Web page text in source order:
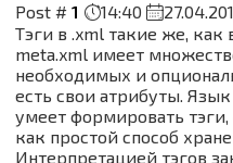
Post # 1 14:40
Тэги в .xml такие же, как
meta.xml имеет
необходимых и
есть свои атрибуты.
умеет формировать
как простой способ
Интерпретацией тэгов